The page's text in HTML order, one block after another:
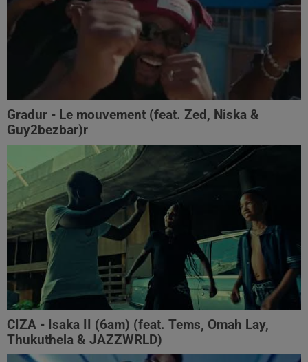
Gradur - Le mouvement (feat. Zed, Niska &
Guy2bezbar)r
CIZA - Isaka II (6am) (feat. Tems, Omah Lay,
Thukuthela & JAZZWRLD)